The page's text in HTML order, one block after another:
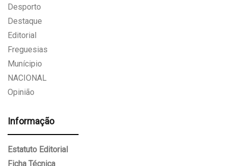
Desporto
Destaque
Editorial
Freguesias
Munícipio
NACIONAL
Opinião
Informação
Estatuto Editorial
Ficha Técnica